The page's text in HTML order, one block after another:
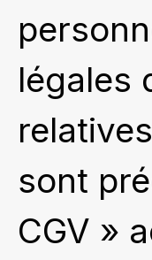
légales
sont
CGV »